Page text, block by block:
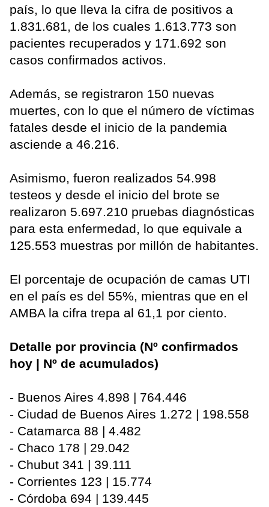
país, lo que lleva la cifra de positivos a
1.831.681, de los cuales 1.613.773 son
pacientes recuperados y 171.692 son
casos confirmados activos.
Además, se registraron 150 nuevas
muertes, con lo que el número de víctimas
fatales desde el inicio de la pandemia
asciende a 46.216.
Asimismo, fueron realizados 54.998
testeos y desde el inicio del brote se
realizaron 5.697.210 pruebas diagnósticas
para esta enfermedad, lo que equivale a
125.553 muestras por millón de habitantes.
El porcentaje de ocupación de camas UTI
en el país es del 55%, mientras que en el
AMBA la cifra trepa al 61,1 por ciento.
Detalle por provincia (Nº confirmados
hoy | Nº de acumulados)
- Buenos Aires 4.898 | 764.446
- Ciudad de Buenos Aires 1.272 | 198.558
- Catamarca 88 | 4.482
- Chaco 178 | 29.042
- Chubut 341 | 39.111
- Corrientes 123 | 15.774
- Córdoba 694 | 139.445